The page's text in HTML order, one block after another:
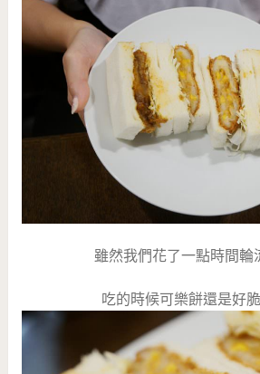
雖然我們花了一點時間輪
吃的時候可樂餅還是好